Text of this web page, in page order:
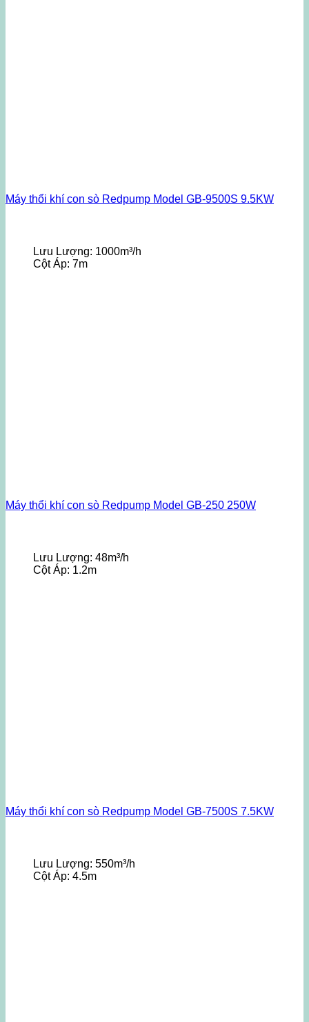
Máy thổi khí con sò Redpump Model GB-9500S 9.5KW
Lưu Lượng: 1000m³/h
Cột Áp: 7m
Máy thổi khí con sò Redpump Model GB-250 250W
Lưu Lượng: 48m³/h
Cột Áp: 1.2m
Máy thổi khí con sò Redpump Model GB-7500S 7.5KW
Lưu Lượng: 550m³/h
Cột Áp: 4.5m